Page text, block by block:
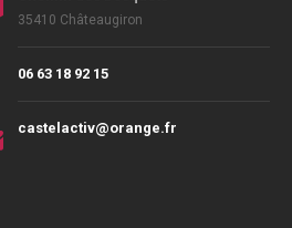
35410 Châteaugiron
06 63 18 92 15
castelactiv@orange.fr